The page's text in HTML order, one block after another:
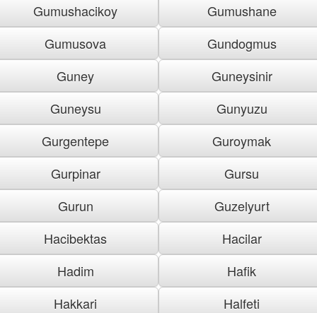
Gumushacikoy
Gumushane
Gumusova
Gundogmus
Guney
Guneysinir
Guneysu
Gunyuzu
Gurgentepe
Guroymak
Gurpinar
Gursu
Gurun
Guzelyurt
Hacibektas
Hacilar
Hadim
Hafik
Hakkari
Halfeti